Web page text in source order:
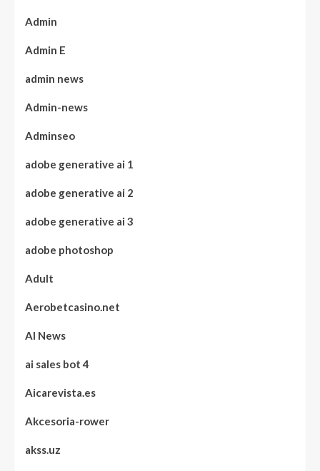
Admin
Admin E
admin news
Admin-news
Adminseo
adobe generative ai 1
adobe generative ai 2
adobe generative ai 3
adobe photoshop
Adult
Aerobetcasino.net
AI News
ai sales bot 4
Aicarevista.es
Akcesoria-rower
akss.uz